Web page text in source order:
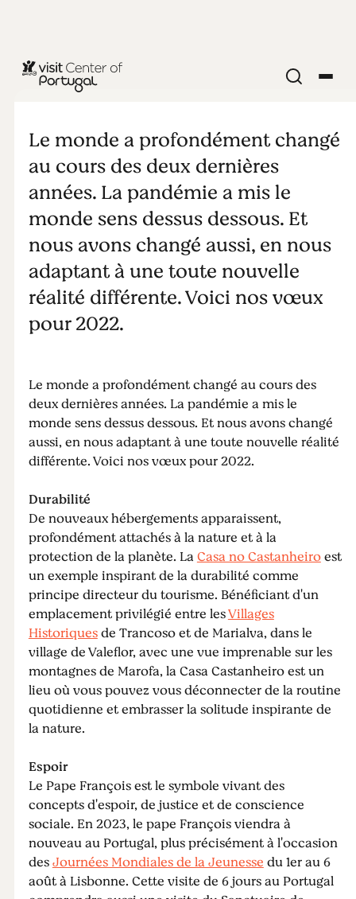
Un 2022
plein de ...
Le monde a profondément changé
au cours des deux dernières
années. La pandémie a mis le
monde sens dessus dessous. Et
nous avons changé aussi, en nous
adaptant à une toute nouvelle
réalité différente. Voici nos vœux
pour 2022.
Le monde a profondément changé au cours des
deux dernières années. La pandémie a mis le
monde sens dessus dessous. Et nous avons changé
aussi, en nous adaptant à une toute nouvelle réalité
différente. Voici nos vœux pour 2022.
Durabilité
De nouveaux hébergements apparaissent,
profondément attachés à la nature et à la
protection de la planète. LaCasa no Castanheiroest
un exemple inspirant de la durabilité comme
principe directeur du tourisme. Bénéficiant d'un
emplacement privilégié entre lesVillages
Historiquesde Trancoso et de Marialva, dans le
village de Valeflor, avec une vue imprenable sur les
montagnes de Marofa, la Casa Castanheiro est un
lieu où vous pouvez vous déconnecter de la routine
quotidienne et embrasser la solitude inspirante de
la nature.
Espoir
Le Pape François est le symbole vivant des
concepts d'espoir, de justice et de conscience
sociale. En 2023, le pape François viendra à
nouveau au Portugal, plus précisément à l'occasion
desJournées Mondiales de la Jeunessedu 1er au 6
août à Lisbonne. Cette visite de 6 jours au Portugal